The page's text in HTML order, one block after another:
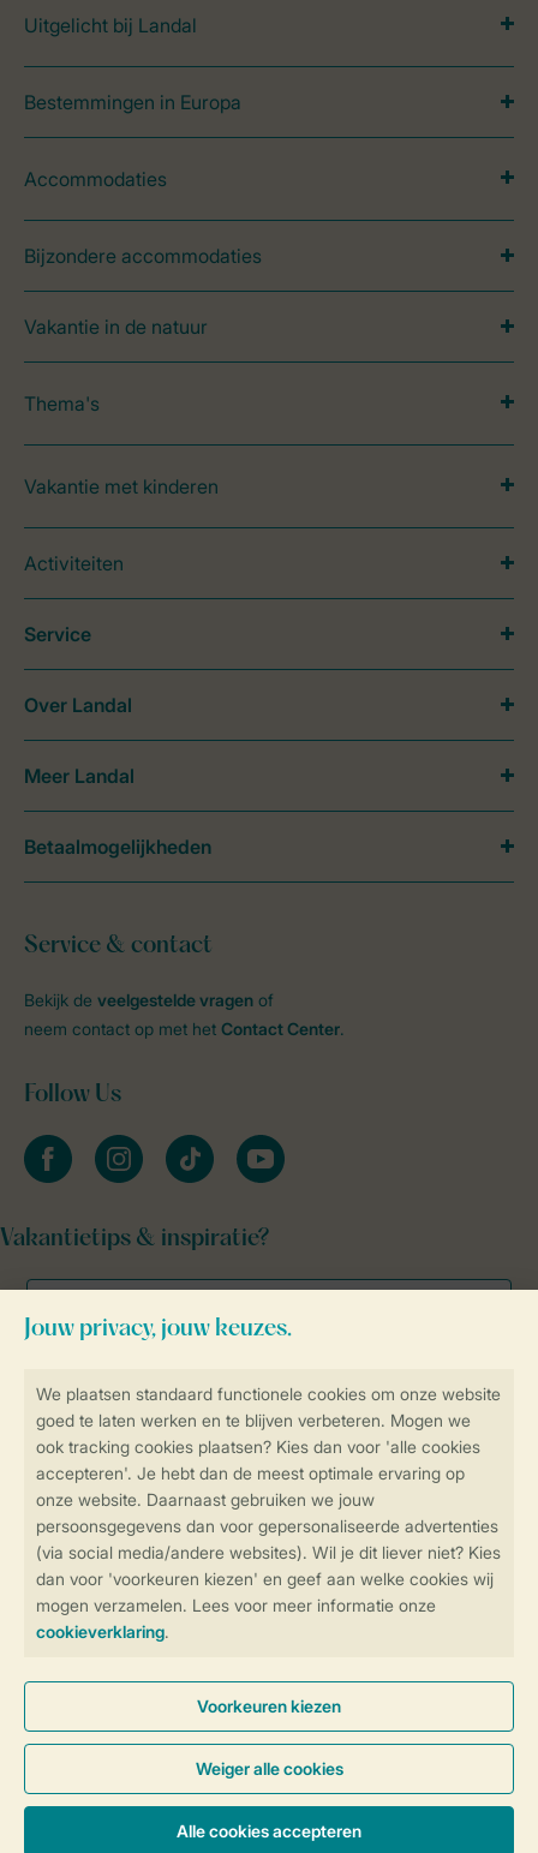
Controle over jouw gegevens &
Instellingen wijzigen
Veilig en snel online boeken
Veilige gegevensoverdracht
Veilige betaling
Uitgelicht bij Landal
Bestemmingen in Europa
Accommodaties
Bijzondere accommodaties
Vakantie in de natuur
Thema's
Vakantie met kinderen
Activiteiten
Service & contact
Bekijk de veelgestelde vragen of
neem contact op met het Contact Center.
Follow Us
facebookinstagramtiktok youtube
Vakantietips & inspiratie?
Service
Over Landal
Meer Landal
Betaalmogelijkheden
Algemene Voorwaarden Privacy Notice
Cookies en banners
Toegankelijkheid © 2026 Landal